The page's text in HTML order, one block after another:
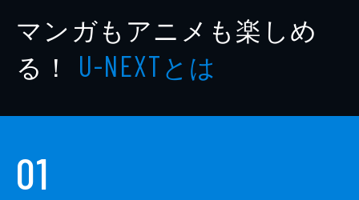
マンガもアニメも楽しめ
る！ U-NEXTとは
01